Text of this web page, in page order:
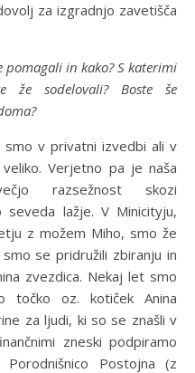
za izgradnjo zavetišča
pomagali in kako? S katerimi
že sodelovali? Boste še
smo v privatni izvedbi ali v
Verjetno pa je naša
razsežnost skozi
lažje. V Minicityju,
z možem Miho, smo že
se pridružili zbiranju in
zvezdica. Nekaj let smo
točko oz. kotiček Anina
za ljudi, ki so se znašli v
zneski podpiramo
Postojna (z